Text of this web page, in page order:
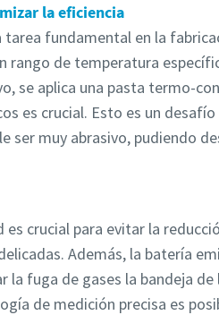
la eficiencia
fundamental en la
rango de temperatura
se aplica una pasta termo-
es crucial. Esto es un
ser muy abrasivo, pudiendo
crucial para evitar la
Además, la batería
la fuga de gases la bandeja
de medición precisa es